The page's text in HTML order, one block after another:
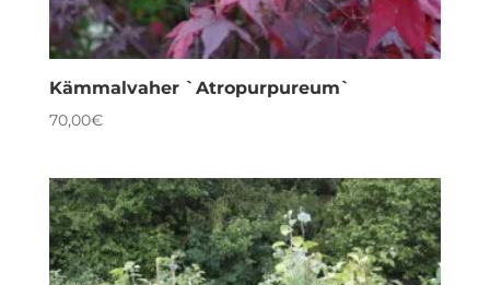
Kämmalvaher `Atropurpureum`
70,00€